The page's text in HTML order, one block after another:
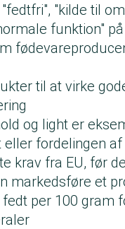
"kilde til
funktion"
til at virke
og light er
fordelingen af
krav fra EU, før
markedsføre et
per 100 gram